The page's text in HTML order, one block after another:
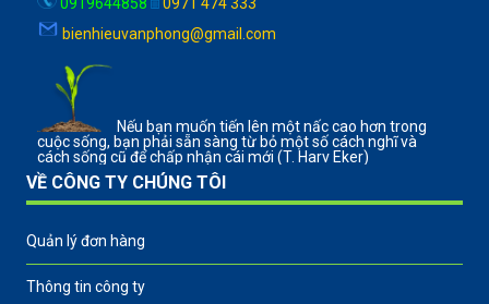
bienhieuvanphong@gmail.com
Nếu bạn muốn tiến lên một nấc cao hơn trong
cuộc sống, bạn phải sẵn sàng từ bỏ một số cách nghĩ và
cách sống cũ để chấp nhận cái mới (T. Harv Eker)
VỀ CÔNG TY CHÚNG TÔI
Quản lý đơn hàng
Thông tin công ty